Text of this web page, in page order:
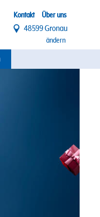
Top
Kontakt Über uns
48599 Gronau
ändern